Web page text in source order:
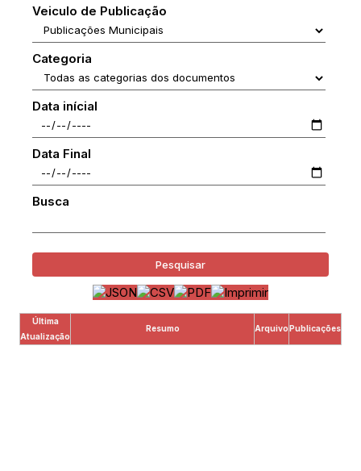
Veiculo de Publicação
Categoria
Data inícial
Data Final
Busca
Pesquisar
Última
Atualização
Resumo ArquivoPublicações